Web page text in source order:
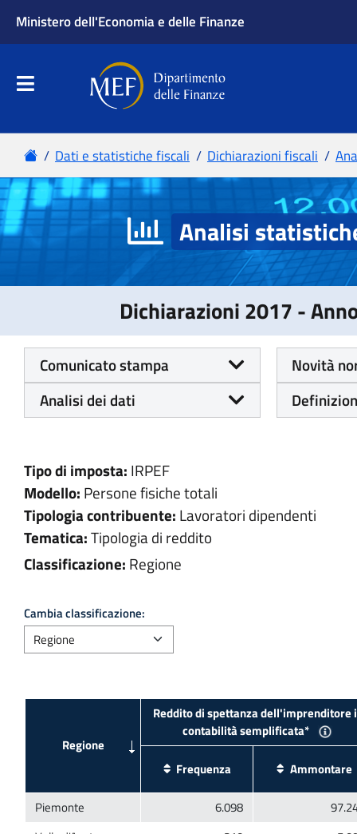
Analisi
Dichiarazioni 2017 -
Comunicato stampa
Novità
Analisi dei dati
Tipo di imposta: IRPEF
Modello: Persone fisiche totali
Tipologia contribuente: Lavoratori dipendenti
Tematica:Tipologia di reddito
Classificazione: Regione
Cambia classificazione:
Reddito di spettanza dell'imprenditore